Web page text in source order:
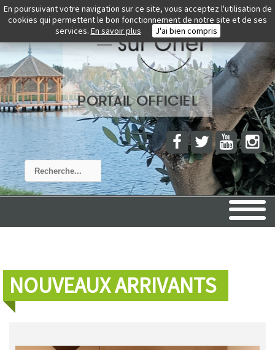
Rechercher
NOUVEAUX ARRIVANTS
En poursuivant votre navigation sur ce site, vous acceptez l'utilisation de
cookies qui permettent le bon fonctionnement de notre site et de ses
services. En savoir plus J'ai bien compris